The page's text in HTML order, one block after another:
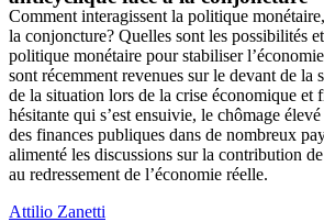
Comment interagissent la ­politique
la conjoncture? Quelles sont les possibilités
politique monétaire pour stabiliser
sont récemment ­revenues sur le devant de ­la
de la situation lors de la crise ­économique et
hésitante qui s’est ­ensuivie, le chômage
des finances publiques dans de nombreux
alimenté les ­discussions sur la contribution
au ­redressement de l’économie réelle.
Attilio Zanetti